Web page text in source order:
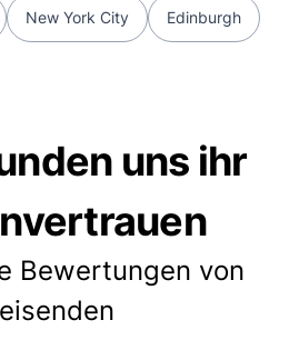
New York City Edinburgh
uns ihr
Bewertungen von